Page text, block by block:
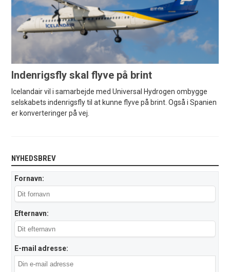
Indenrigsfly skal flyve på brint
Icelandair vil i samarbejde med Universal Hydrogen ombygge
selskabets indenrigsfly til at kunne flyve på brint. Også i Spanien
er konverteringer på vej.
NYHEDSBREV
Fornavn:
Efternavn:
E-mail adresse: